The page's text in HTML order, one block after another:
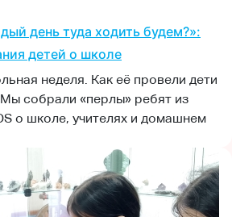
день туда ходить будем?»:
детей о школе
неделя. Как её провели дети
собрали «перлы» ребят из
о школе, учителях и домашнем